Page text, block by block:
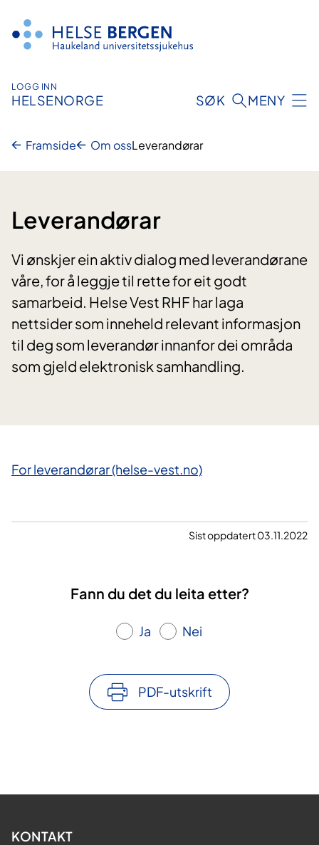
innhald
LOGG INN
HELSENORGE SØK MENY
Framside Om ossLeverandørar
Leverandørar
Vi ønskjer ein aktiv dialog med leverandørane
våre, for å leggje til rette for eit godt
samarbeid. Helse Vest RHF har laga
nettsider som inneheld relevant informasjon
til deg som leverandør innanfor dei områda
som gjeld elektronisk samhandling.
​For leverandørar (helse-vest.no)
Sist oppdatert 03.11.2022
Fann du det du leita etter?
Ja Nei
PDF-utskrift
KONTAKT